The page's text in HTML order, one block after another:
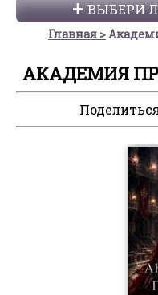
ВЫБЕРИ
Главная
АКАДЕМИЯ